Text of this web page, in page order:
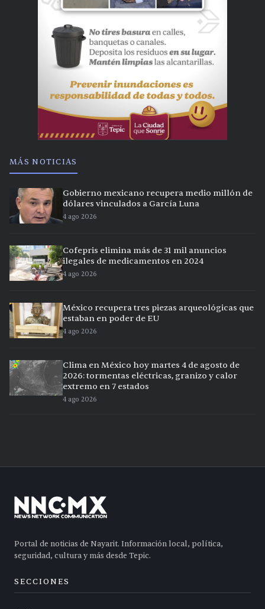
MÁS NOTICIAS
Gobierno mexicano recupera medio millón de
dólares vinculados a García Luna
4 ago 2026
Cofepris elimina más de 31 mil anuncios
ilegales de medicamentos en 2024
4 ago 2026
México recupera tres piezas arqueológicas que
estaban en poder de EU
4 ago 2026
Clima en México hoy martes 4 de agosto de
2026: tormentas eléctricas, granizo y calor
extremo en 7 estados
4 ago 2026
Portal de noticias de Nayarit. Información local, política,
seguridad, cultura y más desde Tepic.
SECCIONES